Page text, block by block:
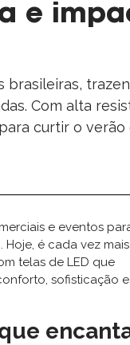
e
brasileiras,
Com alta
curtir o verão
e eventos
. Hoje, é cada vez mais
telas de LED que
sofisticação e